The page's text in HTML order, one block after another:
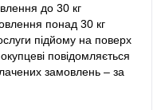
до 30 кг
понад 30 кг
підйому на поверх
повідомляється
замовлень – за